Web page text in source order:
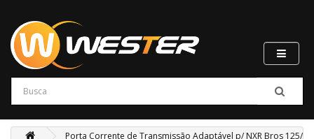
Porta Corrente de Transmissão Adaptável p/ NXR Bros 125/